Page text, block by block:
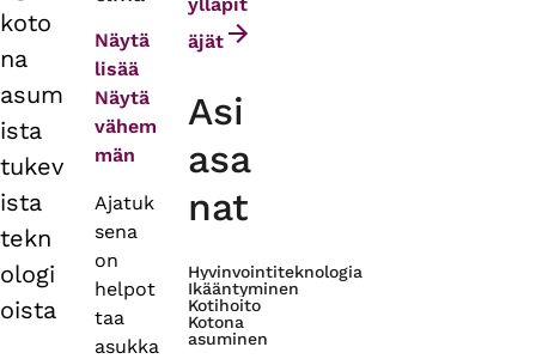
koto
na
asum
ista
tukev
ista
tekn
ologi
oista
Näytä
lisää
Näytä
vähem
män
Ajatuk
sena
on
helpot
taa
asukka
äjät
Asi
asa
nat
Hyvinvointiteknologia
Ikääntyminen
Kotihoito
Kotona
asuminen